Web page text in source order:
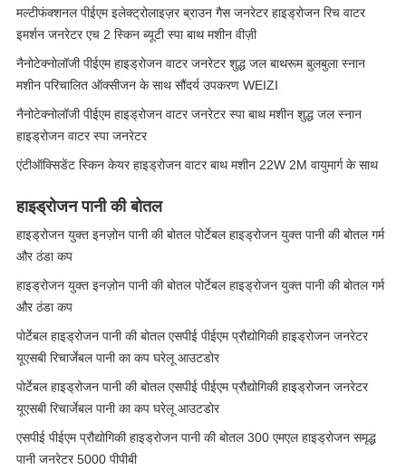
मल्टीफंक्शनल पीईएम इलेक्ट्रोलाइज़र ब्राउन गैस जनरेटर हाइड्रोजन रिच वाटर
इमर्शन जनरेटर एच 2 स्किन ब्यूटी स्पा बाथ मशीन वीज़ी
नैनोटेक्नोलॉजी पीईएम हाइड्रोजन वाटर जनरेटर शुद्ध जल बाथरूम बुलबुला स्नान
मशीन परिचालित ऑक्सीजन के साथ सौंदर्य उपकरण WEIZI
नैनोटेक्नोलॉजी पीईएम हाइड्रोजन वाटर जनरेटर स्पा बाथ मशीन शुद्ध जल स्नान
हाइड्रोजन वाटर स्पा जनरेटर
एंटीऑक्सिडेंट स्किन केयर हाइड्रोजन वाटर बाथ मशीन 22W 2M वायुमार्ग के साथ
हाइड्रोजन पानी की बोतल
हाइड्रोजन युक्त इनज़ोन पानी की बोतल पोर्टेबल हाइड्रोजन युक्त पानी की बोतल गर्म
और ठंडा कप
हाइड्रोजन युक्त इनज़ोन पानी की बोतल पोर्टेबल हाइड्रोजन युक्त पानी की बोतल गर्म
और ठंडा कप
पोर्टेबल हाइड्रोजन पानी की बोतल एसपीई पीईएम प्रौद्योगिकी हाइड्रोजन जनरेटर
यूएसबी रिचार्जेबल पानी का कप घरेलू आउटडोर
पोर्टेबल हाइड्रोजन पानी की बोतल एसपीई पीईएम प्रौद्योगिकी हाइड्रोजन जनरेटर
यूएसबी रिचार्जेबल पानी का कप घरेलू आउटडोर
एसपीई पीईएम प्रौद्योगिकी हाइड्रोजन पानी की बोतल 300 एमएल हाइड्रोजन समृद्ध
पानी जनरेटर 5000 पीपीबी